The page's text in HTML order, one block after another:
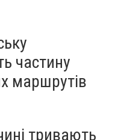
частину
маршрутів
тривають